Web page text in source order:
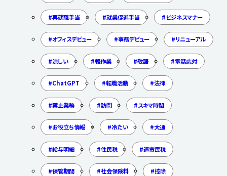
再就職手当 就業促進手当 ビジネスマナー
オフィスデビュー 事務デビュー リニューアル
涼しい 軽作業 敬語 電話応対
ChatGPT 転職活動 法律
禁止業務 訪問 スキマ時間
お役立ち情報 冷たい 大通
給与明細 住民税 道市民税
保管期間 社会保険料 控除